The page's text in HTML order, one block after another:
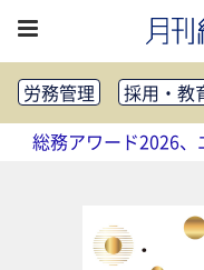
労務管理 採用・教
健康経営
働き方改
法務・コンプライア
社外・社内広報
社外・社内コミュニ
総務アワード2026、